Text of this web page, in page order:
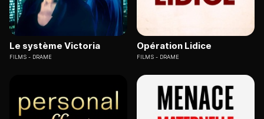
Le système Victoria
FILMS DRAME
Opération Lidice
FILMS DRAME